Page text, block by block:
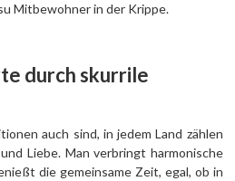
Mitbewohner in der Krippe.
durch skurrile
auch sind, in jedem Land zählen
Liebe. Man verbringt harmonische
die gemeinsame Zeit, egal, ob in